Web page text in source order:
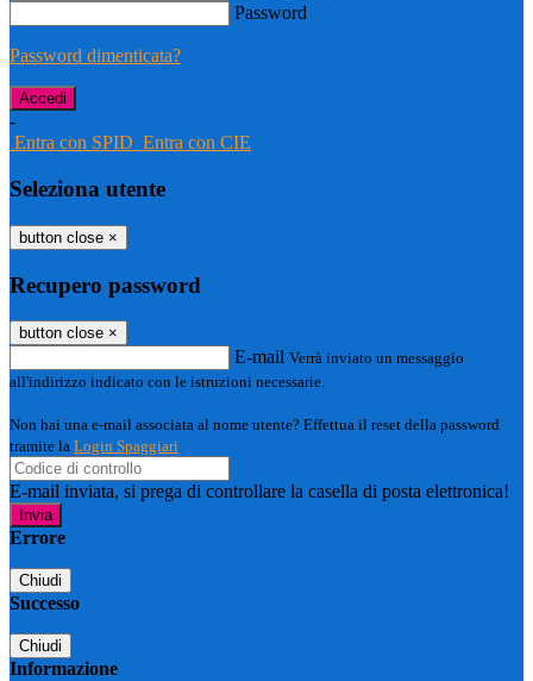
Password
Password dimenticata?
-
Entra con SPID Entra con CIE
Seleziona utente
button close ×
Recupero password
button close ×
E-mail Verrà inviato un messaggio
all'indirizzo indicato con le istruzioni necessarie.
Non hai una e-mail associata al nome utente? Effettua il reset della password
tramite la Login Spaggiari
E-mail inviata, si prega di controllare la casella di posta elettronica!
Errore
Chiudi
Successo
Chiudi
Informazione